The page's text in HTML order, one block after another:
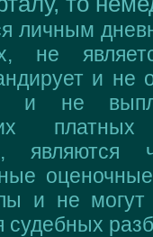
личным
не
и не
и не
являются
и не могут
судебных